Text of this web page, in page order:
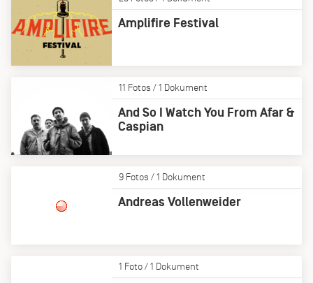
Amplifire Festival
11 Fotos / 1 Dokument
And So I Watch You From Afar &
Caspian
9 Fotos / 1 Dokument
Andreas Vollenweider
1 Foto / 1 Dokument